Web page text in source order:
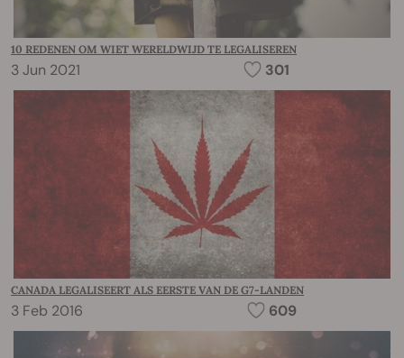
10 REDENEN OM WIET WERELDWIJD TE LEGALISEREN
3 Jun 2021 301
CANADA LEGALISEERT ALS EERSTE VAN DE G7-LANDEN
3 Feb 2016 609